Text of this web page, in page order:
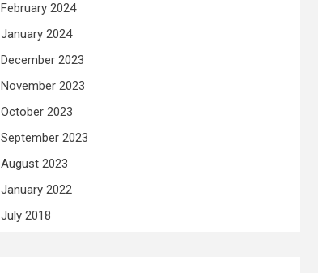
February 2024
January 2024
December 2023
November 2023
October 2023
September 2023
August 2023
January 2022
July 2018